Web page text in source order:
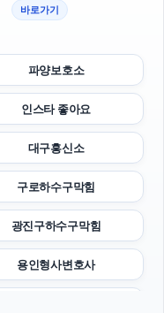
바로가기
파양보호소
인스타 좋아요
대구흥신소
구로하수구막힘
광진구하수구막힘
용인형사변호사